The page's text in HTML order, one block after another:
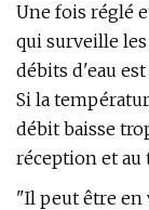
Une fois réglé
qui surveille
débits d'eau
Si la
débit baisse
réception et au
"Il peut être en